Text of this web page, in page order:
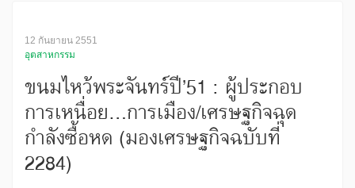
12 กันยายน 2551
อุตสาหกรรม
ขนมไหว้พระจันทร์ปี’51 : ผู้ประกอบ
การเหนื่อย...การเมือง/เศรษฐกิจฉุด
กำลังซื้อหด (มองเศรษฐกิจฉบับที่
2284)